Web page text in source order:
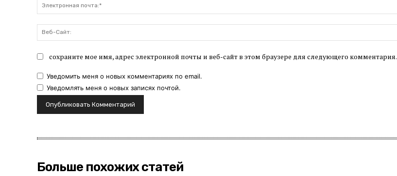
сохраните мое имя, адрес электронной почты и веб-сайт в этом браузере для следующего комментария.
Уведомить меня о новых комментариях по email.
Уведомлять меня о новых записях почтой.
Больше похожих статей